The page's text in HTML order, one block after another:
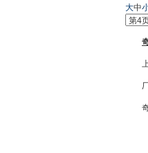
大中
上
厂